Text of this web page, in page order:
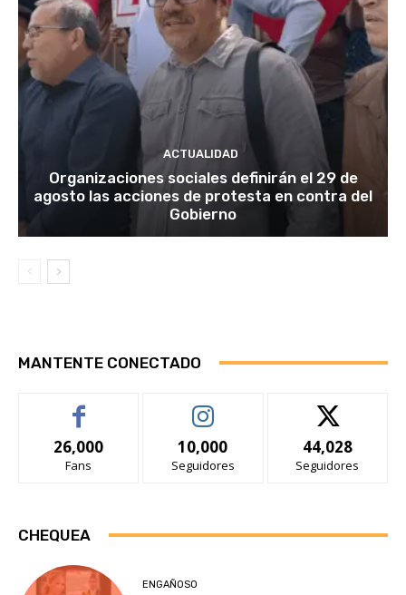
ACTUALIDAD
Organizaciones sociales definirán el 29 de
agosto las acciones de protesta en contra del
Gobierno
MANTENTE CONECTADO
26,000
Fans
10,000
Seguidores
44,028
Seguidores
CHEQUEA
ENGAÑOSO